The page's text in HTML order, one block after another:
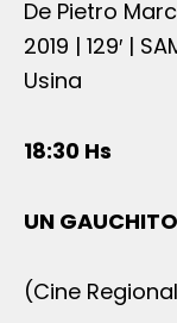
De Pietro
2019 | 129′ |
Usina
18:30 Hs
UN
(Cine